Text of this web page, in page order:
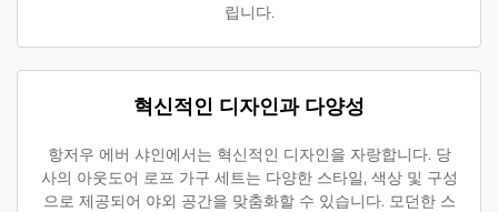
립니다.
혁신적인 디자인과 다양성
항저우 에버 샤인에서는 혁신적인 디자인을 자랑합니다. 당
사의 아웃도어 로프 가구 세트는 다양한 스타일, 색상 및 구성
으로 제공되어 야외 공간을 맞춤화할 수 있습니다. 모던한 스